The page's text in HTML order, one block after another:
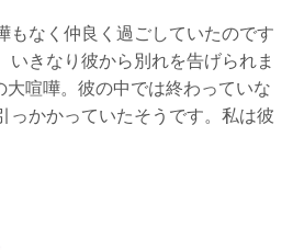
もなく仲良く過ごしていたのです
いきなり彼から別れを告げられま
喧嘩。彼の中では終わっていな
っかかっていたそうです。私は彼